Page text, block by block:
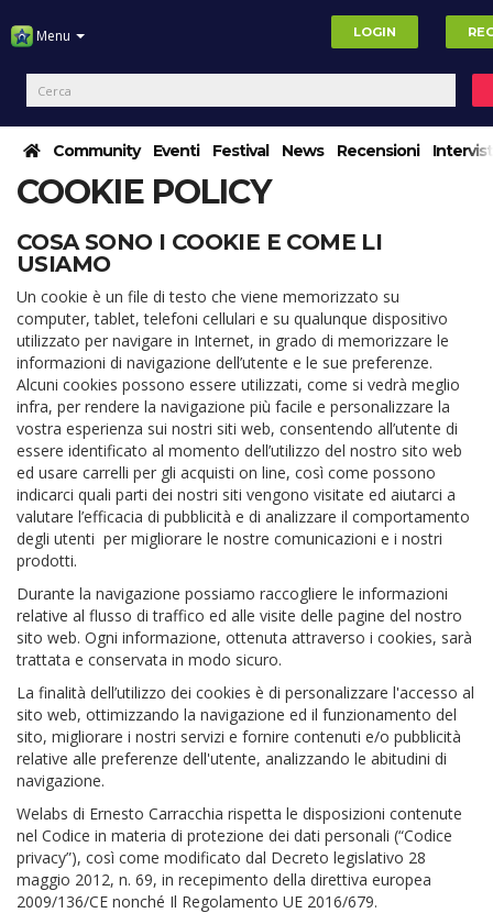
Menu LOGIN
Community Eventi Festival News Recensioni
COOKIE POLICY
COSA SONO I COOKIE E COME LI
USIAMO
Un cookie è un file di testo che viene memorizzato su
computer, tablet, telefoni cellulari e su qualunque dispositivo
utilizzato per navigare in Internet, in grado di memorizzare le
informazioni di navigazione dell’utente e le sue preferenze.
Alcuni cookies possono essere utilizzati, come si vedrà meglio
infra, per rendere la navigazione più facile e personalizzare la
vostra esperienza sui nostri siti web, consentendo all’utente di
essere identificato al momento dell’utilizzo del nostro sito web
ed usare carrelli per gli acquisti on line, così come possono
indicarci quali parti dei nostri siti vengono visitate ed aiutarci a
valutare l’efficacia di pubblicità e di analizzare il comportamento
degli utenti per migliorare le nostre comunicazioni e i nostri
prodotti.
Durante la navigazione possiamo raccogliere le informazioni
relative al flusso di traffico ed alle visite delle pagine del nostro
sito web. Ogni informazione, ottenuta attraverso i cookies, sarà
trattata e conservata in modo sicuro.
La finalità dell’utilizzo dei cookies è di personalizzare l'accesso al
sito web, ottimizzando la navigazione ed il funzionamento del
sito, migliorare i nostri servizi e fornire contenuti e/o pubblicità
relative alle preferenze dell'utente, analizzando le abitudini di
navigazione.
Welabs di Ernesto Carracchia rispetta le disposizioni contenute
nel Codice in materia di protezione dei dati personali (“Codice
privacy”), così come modificato dal Decreto legislativo 28
maggio 2012, n. 69, in recepimento della direttiva europea
2009/136/CE nonché Il Regolamento UE 2016/679.